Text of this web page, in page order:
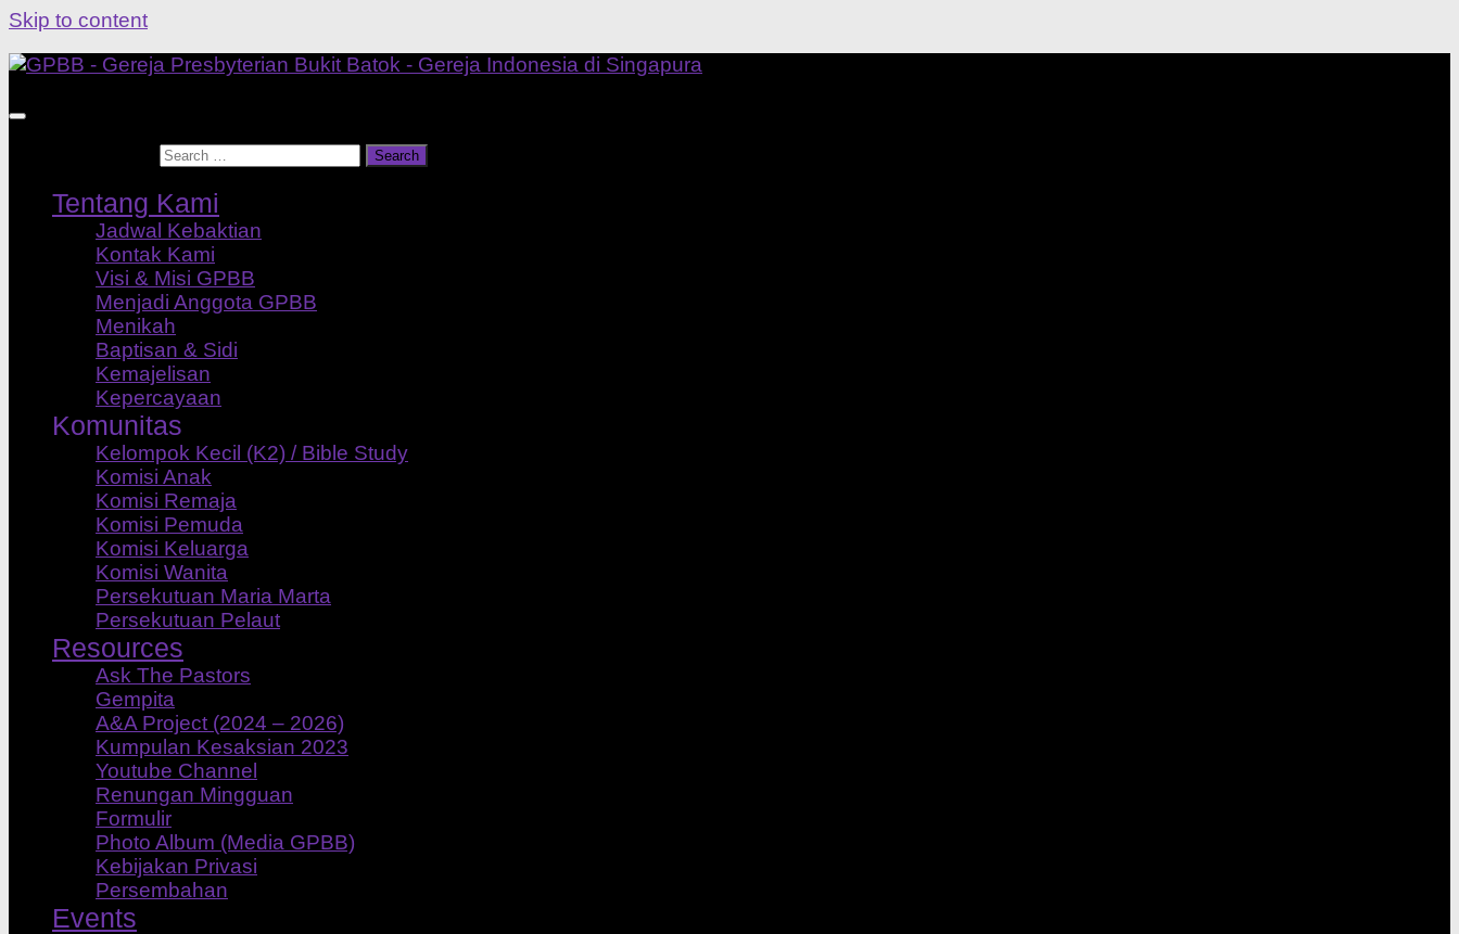
Skip to content
Tentang Kami
Jadwal Kebaktian
Kontak Kami
Visi & Misi GPBB
Menjadi Anggota GPBB
Menikah
Baptisan & Sidi
Kemajelisan
Kepercayaan
Komunitas
Kelompok Kecil (K2) / Bible Study
Komisi Anak
Komisi Remaja
Komisi Pemuda
Komisi Keluarga
Komisi Wanita
Persekutuan Maria Marta
Persekutuan Pelaut
Resources
Ask The Pastors
Gempita
A&A Project (2024 – 2026)
Kumpulan Kesaksian 2023
Youtube Channel
Renungan Mingguan
Formulir
Photo Album (Media GPBB)
Kebijakan Privasi
Persembahan
Events